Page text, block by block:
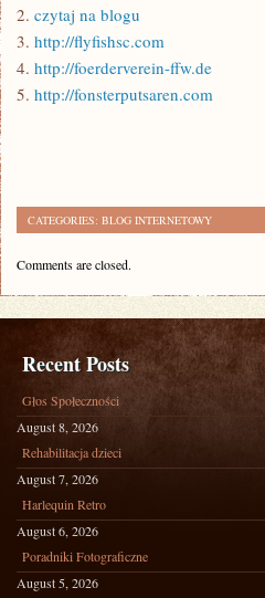
2. czytaj na blogu
3. http://flyfishsc.com
4. http://foerderverein-ffw.de
5. http://fonsterputsaren.com
CATEGORIES: BLOG INTERNETOWY
Comments are closed.
Recent Posts
Głos Społeczności
August 8, 2026
Rehabilitacja dzieci
August 7, 2026
Harlequin Retro
August 6, 2026
Poradniki Fotograficzne
August 5, 2026